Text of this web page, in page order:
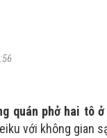
quán phở hai tô
với không gian